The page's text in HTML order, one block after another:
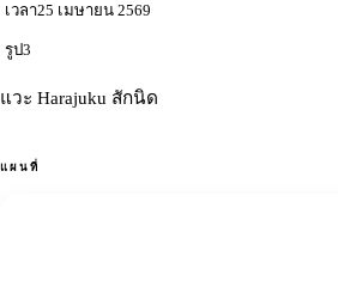
เวลา25 เมษายน 2569
รูป3
แวะ Harajuku สักนิด
แผนที่